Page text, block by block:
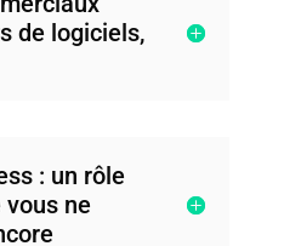
de logiciels,
: un rôle
ne